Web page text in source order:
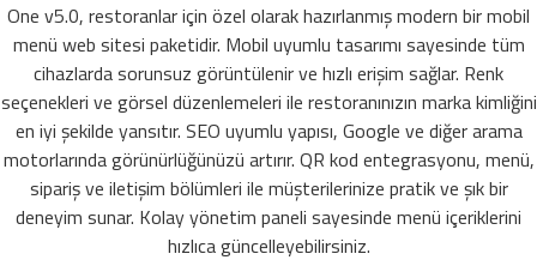
One v5.0, restoranlar için özel olarak hazırlanmış modern bir mobil
menü web sitesi paketidir. Mobil uyumlu tasarımı sayesinde tüm
cihazlarda sorunsuz görüntülenir ve hızlı erişim sağlar. Renk
seçenekleri ve görsel düzenlemeleri ile restoranınızın marka kimliğini
en iyi şekilde yansıtır. SEO uyumlu yapısı, Google ve diğer arama
motorlarında görünürlüğünüzü artırır. QR kod entegrasyonu, menü,
sipariş ve iletişim bölümleri ile müşterilerinize pratik ve şık bir
deneyim sunar. Kolay yönetim paneli sayesinde menü içeriklerini
hızlıca güncelleyebilirsiniz.